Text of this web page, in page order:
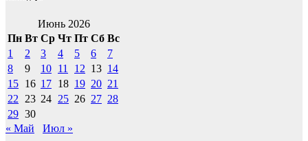
Июнь 2026
Пн Вт Ср Чт Пт Сб Вс
1
2 3 4 5 6
7
8
9 10 11 12 13 14
15 16 17 18 19 20 21
22 23 24 25 26 27 28
29 30
« Май
Июл »